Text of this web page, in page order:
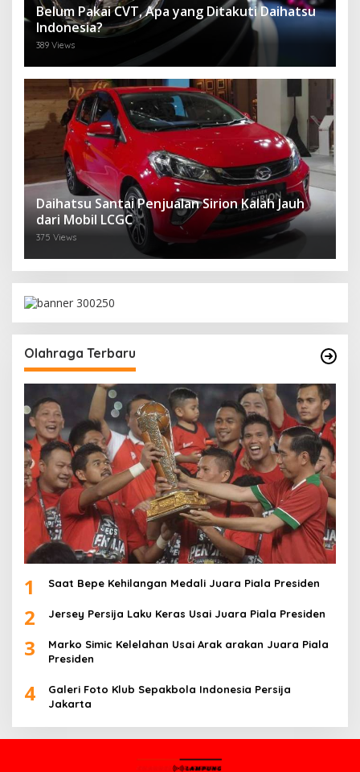
Belum Pakai CVT, Apa yang Ditakuti Daihatsu
Indonesia?
389 Views
Daihatsu Santai Penjualan Sirion Kalah Jauh
dari Mobil LCGC
375 Views
Olahraga Terbaru
1 Saat Bepe Kehilangan Medali Juara Piala Presiden
2 Jersey Persija Laku Keras Usai Juara Piala Presiden
3
Marko Simic Kelelahan Usai Arak arakan Juara Piala
Presiden
4
Galeri Foto Klub Sepakbola Indonesia Persija
Jakarta